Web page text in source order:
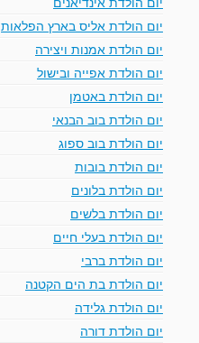
יום הולדת אליס בארץ הפלאות
יום הולדת אמנות ויצירה
יום הולדת אפייה ובישול
יום הולדת באטמן
יום הולדת בוב הבנאי
יום הולדת בוב ספוג
יום הולדת בובות
יום הולדת בלונים
יום הולדת בלשים
יום הולדת בעלי חיים
יום הולדת ברבי
יום הולדת בת הים הקטנה
יום הולדת גלידה
יום הולדת דורה